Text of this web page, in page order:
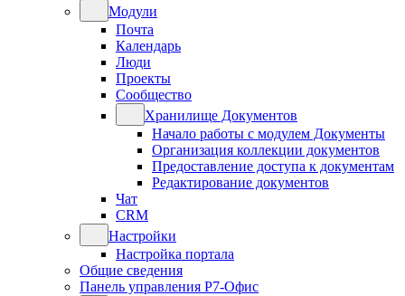
Модули
Почта
Календарь
Люди
Проекты
Сообщество
Хранилище Документов
Начало работы с модулем Документы
Организация коллекции документов
Предоставление доступа к документам
Редактирование документов
Чат
CRM
Настройки
Настройка портала
Общие сведения
Панель управления Р7-Офис